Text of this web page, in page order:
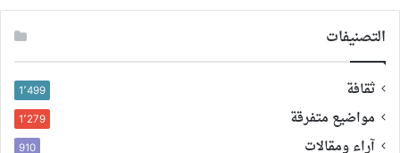
التصنيفات
ثقافة 1٬499
مواضيع متفرقة 1٬279
آراء ومقالات 910